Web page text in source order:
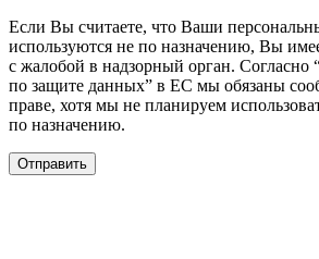
Если Вы считаете, что Ваши
используются не по назначению, Вы
с жалобой в надзорный орган. Согласно
по защите данных” в ЕС мы обязаны
праве, хотя мы не планируем
по назначению.
Отправить